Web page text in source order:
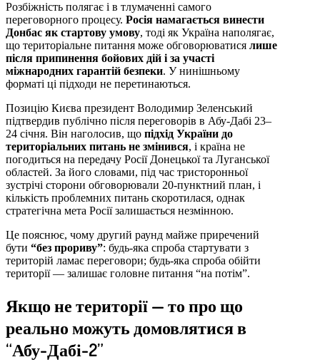
Розбіжність полягає і в тлумаченні самого
переговорного процесу. Росія намагається винести
Донбас як стартову умову, тоді як Україна наполягає,
що територіальне питання може обговорюватися лише
після припинення бойових дій і за участі
міжнародних гарантій безпеки. У нинішньому
форматі ці підходи не перетинаються.
Позицію Києва президент Володимир Зеленський
підтвердив публічно після переговорів в Абу-Дабі 23–
24 січня. Він наголосив, що підхід України до
територіальних питань не змінився, і країна не
погодиться на передачу Росії Донецької та Луганської
областей. За його словами, під час тристоронньої
зустрічі сторони обговорювали 20-пунктний план, і
кількість проблемних питань скоротилася, однак
стратегічна мета Росії залишається незмінною.
Це пояснює, чому другий раунд майже приречений
бути “без прориву”: будь-яка спроба стартувати з
територій ламає переговори; будь-яка спроба обійти
території — залишає головне питання “на потім”.
Якщо не території — то про що
реально можуть домовлятися в
“Абу-Дабі-2”